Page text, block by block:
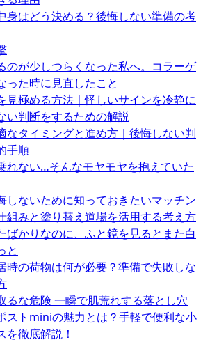
身はどう決める？後悔しない準備の考
のが少しつらくなった私へ。コラーゲ
った時に見直したこと
見極める方法｜怪しいサインを冷静に
い判断をするための解説
なタイミングと進め方｜後悔しない判
手順
れない…そんなモヤモヤを抱えていた
しないために知っておきたいマッチン
組みと塗り替え道場を活用する考え方
ばかりなのに、ふと鏡を見るとまた白
と
時の荷物は何が必要？準備で失敗しな
るな危険 一瞬で肌荒れする落とし穴
ストminiの魅力とは？手軽で便利な小
を徹底解説！